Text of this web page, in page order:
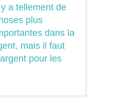
a tellement de
plus
dans la
mais il faut
pour les